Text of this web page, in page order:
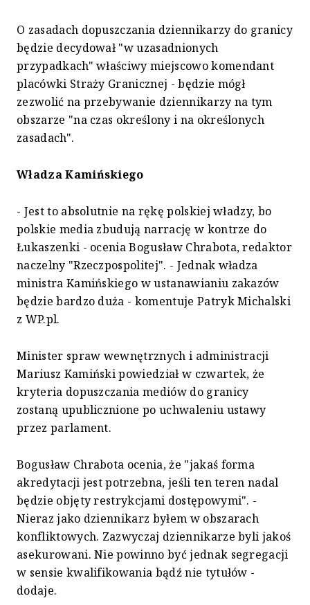
O zasadach dopuszczania dziennikarzy do granicy
będzie decydował "w uzasadnionych
przypadkach" właściwy miejscowo komendant
placówki Straży Granicznej - będzie mógł
zezwolić na przebywanie dziennikarzy na tym
obszarze "na czas określony i na określonych
zasadach".
Władza Kamińskiego
- Jest to absolutnie na rękę polskiej władzy, bo
polskie media zbudują narrację w kontrze do
Łukaszenki - ocenia Bogusław Chrabota, redaktor
naczelny "Rzeczpospolitej". - Jednak władza
ministra Kamińskiego w ustanawianiu zakazów
będzie bardzo duża - komentuje Patryk Michalski
z WP.pl.
Minister spraw wewnętrznych i administracji
Mariusz Kamiński powiedział w czwartek, że
kryteria dopuszczania mediów do granicy
zostaną upublicznione po uchwaleniu ustawy
przez parlament.
Bogusław Chrabota ocenia, że "jakaś forma
akredytacji jest potrzebna, jeśli ten teren nadal
będzie objęty restrykcjami dostępowymi". -
Nieraz jako dziennikarz byłem w obszarach
konfliktowych. Zazwyczaj dziennikarze byli jakoś
asekurowani. Nie powinno być jednak segregacji
w sensie kwalifikowania bądź nie tytułów -
dodaje.